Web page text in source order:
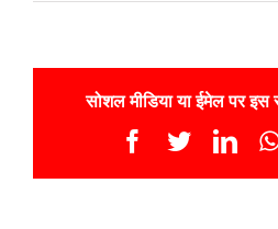
सोशल मीडिया या ईमेल पर इस
Facebook
Twitter